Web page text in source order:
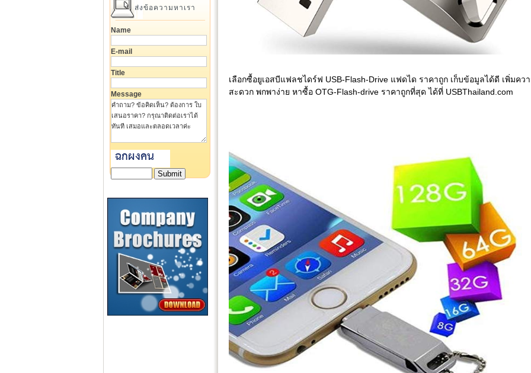
เลือกซื้อยูเอสบีแฟลชไดร์ฟ USB-Flash-Drive แฟดได ราคาถูก เก็บข้อมูลได้ดี เพิ่มคว
สะดวก พกพาง่าย หาซื้อ OTG-Flash-drive ราคาถูกที่สุด ได้ที่ USBThailand.com
ส่งข้อความหาเรา
Name
E-mail
Title
Message